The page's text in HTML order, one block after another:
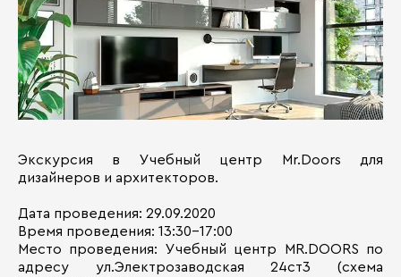
Экскурсия в Учебный центр Mr.Doors для
дизайнеров и архитекторов.
Дата проведения: 29.09.2020
Время проведения: 13:30-17:00
Место проведения: Учебный центр MR.DOORS по
адресу ул.Электрозаводская 24ст3 (схема